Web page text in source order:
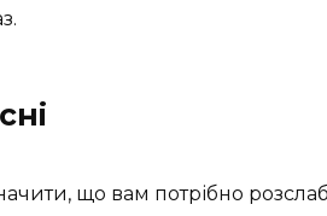
що вам потрібно